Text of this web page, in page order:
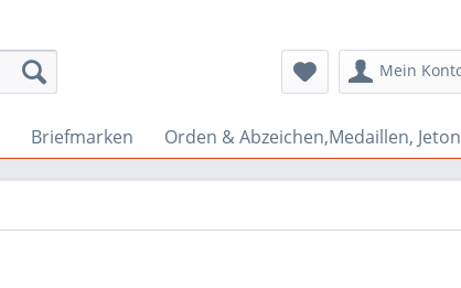
Mein
Briefmarken Orden & Abzeichen,Medaillen,